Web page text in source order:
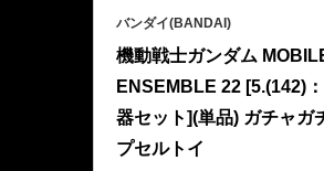
バンダイ(BANDAI)
機動戦士ガンダム
ENSEMBLE 22 [5.(142)
器セット](単品) ガチャガ
プセルトイ